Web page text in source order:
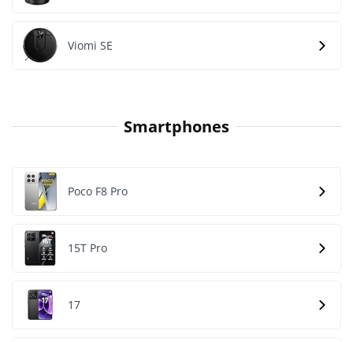
Viomi SE
Smartphones
Poco F8 Pro
15T Pro
17